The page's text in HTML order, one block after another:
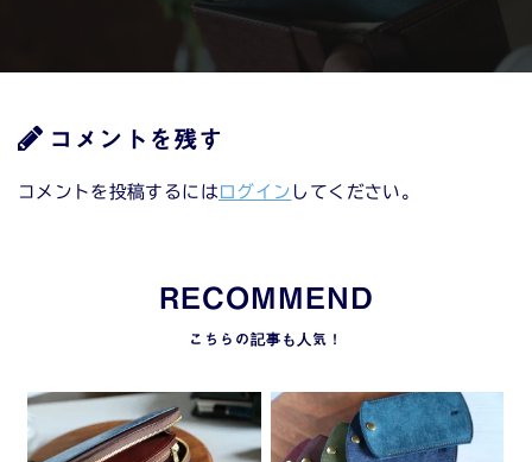
コメントを残す
コメントを投稿するには ログイン してください。
RECOMMEND